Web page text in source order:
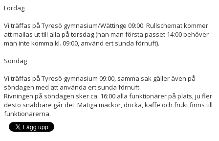
Lördag
Vi träffas på Tyresö gymnasium/Wättinge 09:00. Rullschemat kommer
att mailas ut till alla på torsdag (han man första passet 14:00 behöver
man inte komma kl. 09:00, använd ert sunda förnuft).
Söndag
Vi träffas på Tyresö gymnasium 09:00, samma sak gäller även på
söndagen med att använda ert sunda förnuft.
Rivningen på söndagen sker ca: 16:00 alla funktionärer på plats, ju fler
desto snabbare går det. Matiga mackor, dricka, kaffe och frukt finns till
funktionärerna.